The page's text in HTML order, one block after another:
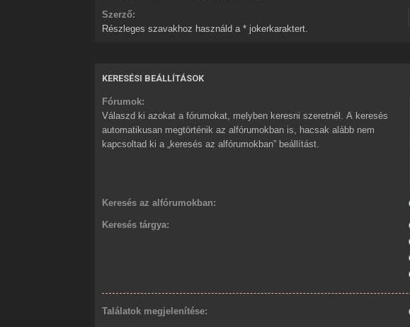
Szerző:
Részleges szavakhoz használd a * jokerkaraktert.
KERESÉSI BEÁLLÍTÁSOK
Fórumok:
Válaszd ki azokat a fórumokat, melyben keresni szeretnél. A keresés
automatikusan megtörténik az alfórumokban is, hacsak alább nem
kapcsoltad ki a „keresés az alfórumokban” beállítást.
Keresés az alfórumokban:
Keresés tárgya:
Találatok megjelenítése: